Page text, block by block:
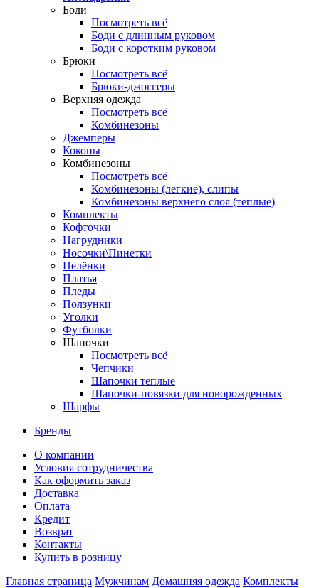
Боди
Посмотреть всё
Боди с длинным руковом
Боди с коротким руковом
Брюки
Посмотреть всё
Брюки-джоггеры
Верхняя одежда
Посмотреть всё
Комбинезоны
Джемперы
Коконы
Комбинезоны
Посмотреть всё
Комбинезоны (легкие), слипы
Комбинезоны верхнего слоя (теплые)
Комплекты
Кофточки
Нагрудники
Носочки\Пинетки
Пелёнки
Платья
Пледы
Ползунки
Уголки
Футболки
Шапочки
Посмотреть всё
Чепчики
Шапочки теплые
Шапочки-повязки для новорожденных
Шарфы
Бренды
О компании
Условия сотрудничества
Как оформить заказ
Доставка
Оплата
Кредит
Возврат
Контакты
Купить в розницу
Главная страница Мужчинам Домашняя одежда Комплекты